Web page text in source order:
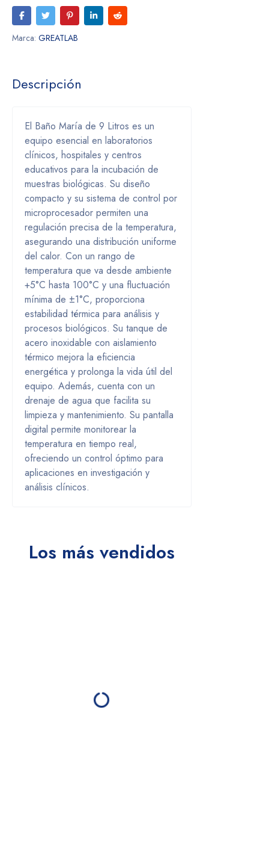
Marca: GREATLAB
Descripción
El Baño María de 9 Litros es un
equipo esencial en laboratorios
clínicos, hospitales y centros
educativos para la incubación de
muestras biológicas. Su diseño
compacto y su sistema de control por
microprocesador permiten una
regulación precisa de la temperatura,
asegurando una distribución uniforme
del calor. Con un rango de
temperatura que va desde ambiente
+5°C hasta 100°C y una fluctuación
mínima de ±1°C, proporciona
estabilidad térmica para análisis y
procesos biológicos. Su tanque de
acero inoxidable con aislamiento
térmico mejora la eficiencia
energética y prolonga la vida útil del
equipo. Además, cuenta con un
drenaje de agua que facilita su
limpieza y mantenimiento. Su pantalla
digital permite monitorear la
temperatura en tiempo real,
ofreciendo un control óptimo para
aplicaciones en investigación y
análisis clínicos.
Los más vendidos